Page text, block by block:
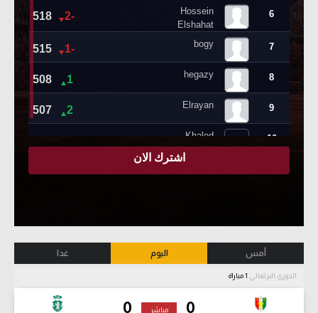
أمس اليوم غدا
الدوري البرتغالي
0
0 مباشر